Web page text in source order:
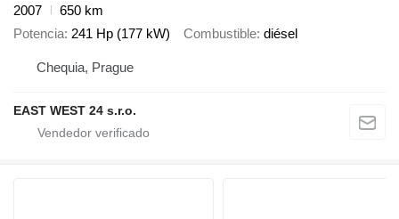
2007
650 km
Potencia 241 Hp (177 kW) Combustible diésel
Chequia, Prague
EAST WEST 24 s.r.o.